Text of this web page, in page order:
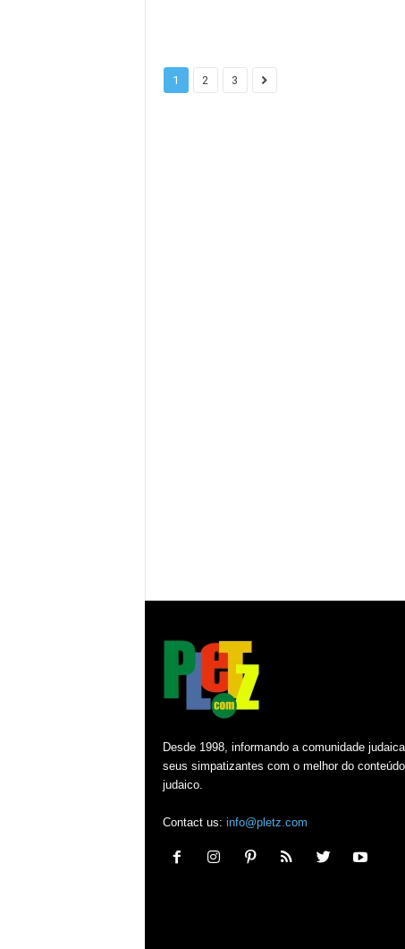
1 2 3
Desde 1998, informando a comunidade
seus simpatizantes com o melhor do conteúdo
judaico.
Contact us: info@pletz.com